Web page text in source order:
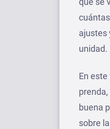
ajustes
unidad.
En
buena
sobre